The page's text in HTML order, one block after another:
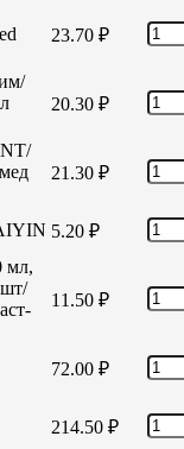
23.70 ₽
20.30 ₽
21.30 ₽
5.20 ₽
мл,
11.50 ₽
72.00 ₽
214.50 ₽